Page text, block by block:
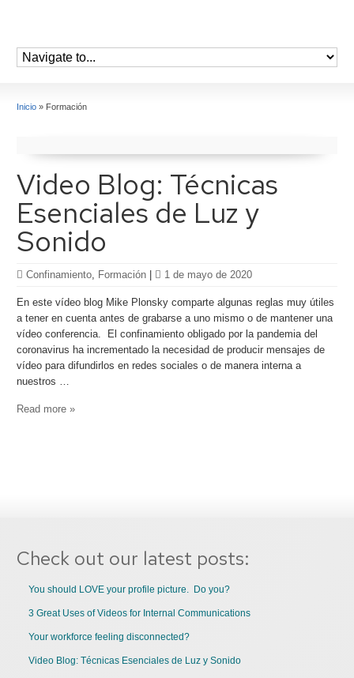
Inicio » Formación
Video Blog: Técnicas
Esenciales de Luz y
Sonido
Confinamiento, Formación 1 de mayo de 2020
En este vídeo blog Mike Plonsky comparte algunas reglas muy útiles
a tener en cuenta antes de grabarse a uno mismo o de mantener una
vídeo conferencia. El confinamiento obligado por la pandemia del
coronavirus ha incrementado la necesidad de producir mensajes de
vídeo para difundirlos en redes sociales o de manera interna a
nuestros …
Read more »
Check out our latest posts:
You should LOVE your profile picture. Do you?
3 Great Uses of Videos for Internal Communications
Your workforce feeling disconnected?
Video Blog: Técnicas Esenciales de Luz y Sonido